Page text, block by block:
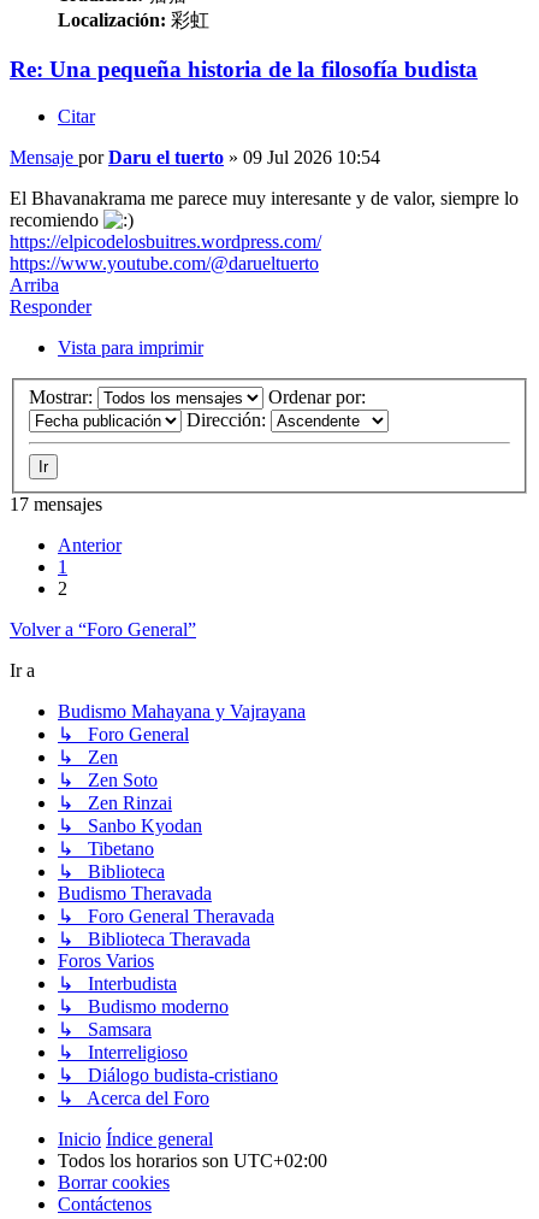
Localización: 彩虹
Re: Una pequeña historia de la filosofía budista
Citar
Mensaje porDaru el tuerto » 09 Jul 2026 10:54
El Bhavanakrama me parece muy interesante y de valor, siempre lo
recomiendo
https://elpicodelosbuitres.wordpress.com/
https://www.youtube.com/@darueltuerto
Arriba
Responder
Vista para imprimir
Mostrar:
Ordenar por:
Dirección:
17 mensajes
Anterior
1
2
Volver a “Foro General”
Ir a
Budismo Mahayana y Vajrayana
↳ Foro General
↳ Zen
↳ Zen Soto
↳ Zen Rinzai
↳ Sanbo Kyodan
↳ Tibetano
↳ Biblioteca
Budismo Theravada
↳ Foro General Theravada
↳ Biblioteca Theravada
Foros Varios
↳ Interbudista
↳ Budismo moderno
↳ Samsara
↳ Interreligioso
↳ Diálogo budista-cristiano
↳ Acerca del Foro
Inicio Índice general
Todos los horarios son UTC+02:00
Borrar cookies
Contáctenos